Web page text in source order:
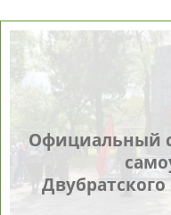
Официальный
Двубратского